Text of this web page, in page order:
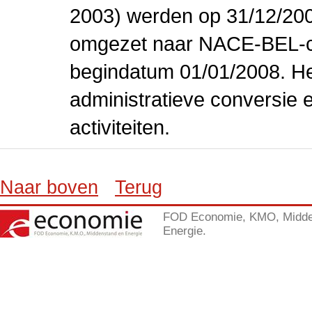
2003) werden op 31/12/
omgezet naar NACE-
begindatum 01/01/2008.
administratieve conversie
activiteiten.
Naar boven Terug
FOD Economie, KMO,
Energie.